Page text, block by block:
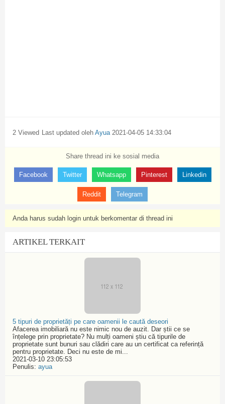
2 Viewed Last updated oleh Ayua 2021-04-05 14:33:04
Share thread ini ke sosial media
Facebook Twitter Whatsapp Pinterest Linkedin
Reddit Telegram
Anda harus sudah login untuk berkomentar di thread ini
ARTIKEL TERKAIT
5 tipuri de proprietăți pe care oamenii le caută deseori
Afacerea imobiliară nu este nimic nou de auzit. Dar știi ce se
înțelege prin proprietate? Nu mulți oameni știu că tipurile de
proprietate sunt bunuri sau clădiri care au un certificat ca referință
pentru proprietate. Deci nu este de mi...
2021-03-10 23:05:53
Penulis: ayua